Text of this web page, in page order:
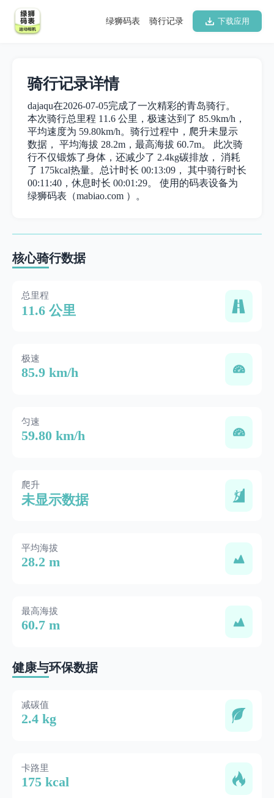
下载应用
骑行记录
绿狮码表
骑行记录详情
dajaqu在2026-07-05完成了一次精彩的青岛骑行。
本次骑行总里程 11.6 公里，极速达到了 85.9km/h，
平均速度为 59.80km/h。骑行过程中，爬升未显示
数据， 平均海拔 28.2m，最高海拔 60.7m。 此次骑
行不仅锻炼了身体，还减少了 2.4kg碳排放， 消耗
了 175kcal热量。总计时长 00:13:09， 其中骑行时长
00:11:40，休息时长 00:01:29。 使用的码表设备为
绿狮码表（mabiao.com ）。
核心骑行数据
总里程
11.6 公里
极速
85.9 km/h
匀速
59.80 km/h
爬升
未显示数据
平均海拔
28.2 m
最高海拔
60.7 m
健康与环保数据
减碳值
2.4 kg
卡路里
175 kcal